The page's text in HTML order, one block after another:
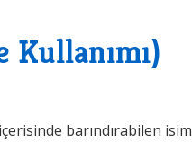
Kullanımı)
barındırabilen isim